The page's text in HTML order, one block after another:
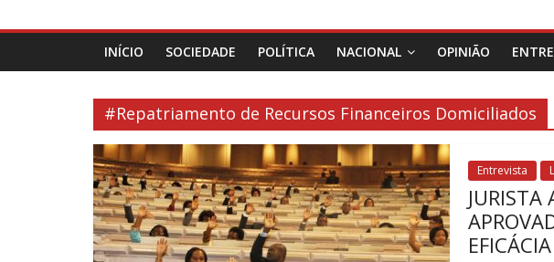
INÍCIO SOCIEDADE POLÍTICA NACIONAL OPINIÃO
#Repatriamento de Recursos Financeiros Domiciliados
Entrevista
JURISTA
EFICÁCIA